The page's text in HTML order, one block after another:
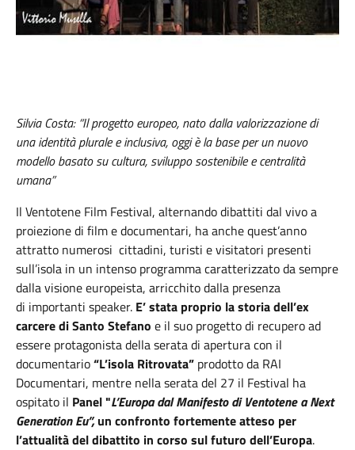
Silvia Costa: “Il progetto europeo, nato dalla valorizzazione di
una identità plurale e inclusiva, oggi è la base per un nuovo
modello basato su cultura, sviluppo sostenibile e centralità
umana”
Il Ventotene Film Festival, alternando dibattiti dal vivo a
proiezione di film e documentari, ha anche quest’anno
attratto numerosi cittadini, turisti e visitatori presenti
sull’isola in un intenso programma caratterizzato da sempre
dalla visione europeista, arricchito dalla presenza
di importanti speaker. E’ stata proprio la storia dell’ex
carcere di Santo Stefano e il suo progetto di recupero ad
essere protagonista della serata di apertura con il
documentario“L’isola Ritrovata” prodotto da RAI
Documentari, mentre nella serata del 27 il Festival ha
ospitato il Panel "L’Europa dal Manifesto di Ventotene a Next
Generation Eu”,un confronto fortemente atteso per
l’attualità del dibattito in corso sul futuro dell’Europa.